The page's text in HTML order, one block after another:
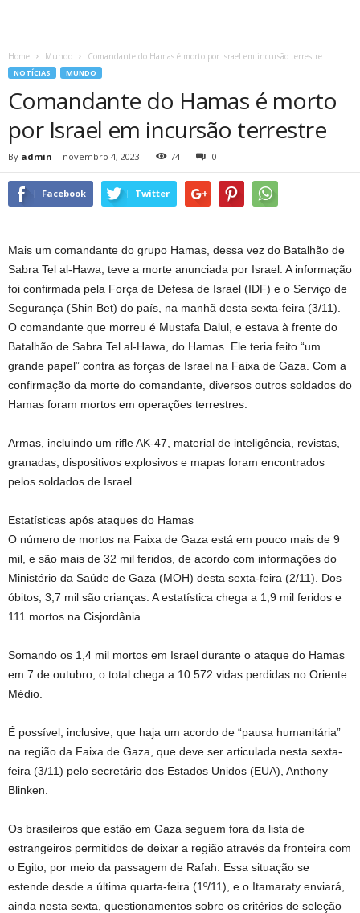
Home Mundo Comandante do Hamas é morto por Israel em incursão terrestre
NOTÍCIAS MUNDO
Comandante do Hamas é morto
por Israel em incursão terrestre
By admin - novembro 4, 2023 74 0
Facebook Twitter
Mais um comandante do grupo Hamas, dessa vez do Batalhão de
Sabra Tel al-Hawa, teve a morte anunciada por Israel. A informação
foi confirmada pela Força de Defesa de Israel (IDF) e o Serviço de
Segurança (Shin Bet) do país, na manhã desta sexta-feira (3/11).
O comandante que morreu é Mustafa Dalul, e estava à frente do
Batalhão de Sabra Tel al-Hawa, do Hamas. Ele teria feito “um
grande papel” contra as forças de Israel na Faixa de Gaza. Com a
confirmação da morte do comandante, diversos outros soldados do
Hamas foram mortos em operações terrestres.
Armas, incluindo um rifle AK-47, material de inteligência, revistas,
granadas, dispositivos explosivos e mapas foram encontrados
pelos soldados de Israel.
Estatísticas após ataques do Hamas
O número de mortos na Faixa de Gaza está em pouco mais de 9
mil, e são mais de 32 mil feridos, de acordo com informações do
Ministério da Saúde de Gaza (MOH) desta sexta-feira (2/11). Dos
óbitos, 3,7 mil são crianças. A estatística chega a 1,9 mil feridos e
111 mortos na Cisjordânia.
Somando os 1,4 mil mortos em Israel durante o ataque do Hamas
em 7 de outubro, o total chega a 10.572 vidas perdidas no Oriente
Médio.
É possível, inclusive, que haja um acordo de “pausa humanitária”
na região da Faixa de Gaza, que deve ser articulada nesta sexta-
feira (3/11) pelo secretário dos Estados Unidos (EUA), Anthony
Blinken.
Os brasileiros que estão em Gaza seguem fora da lista de
estrangeiros permitidos de deixar a região através da fronteira com
o Egito, por meio da passagem de Rafah. Essa situação se
estende desde a última quarta-feira (1º/11), e o Itamaraty enviará,
ainda nesta sexta, questionamentos sobre os critérios de seleção